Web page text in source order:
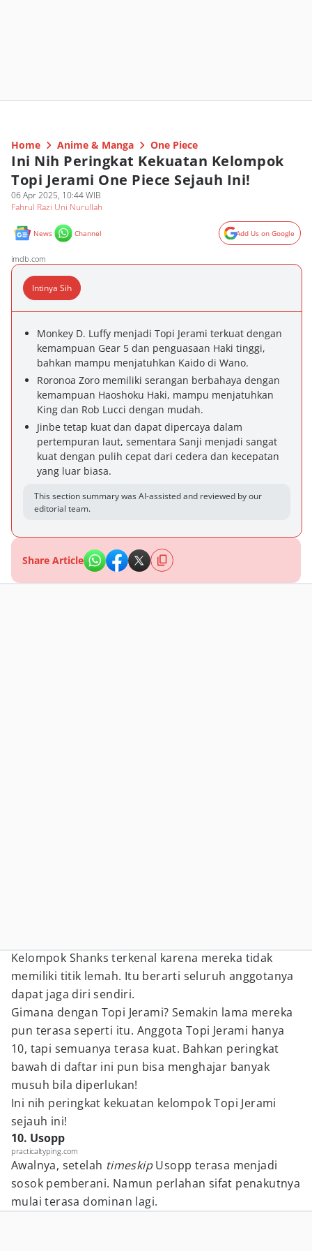
Home Anime & Manga One Piece
Ini Nih Peringkat Kekuatan Kelompok
Topi Jerami One Piece Sejauh Ini!
06 Apr 2025, 10:44 WIB
Fahrul Razi Uni Nurullah
News Channel Add Us on Google
imdb.com
Intinya Sih
Monkey D. Luffy menjadi Topi Jerami terkuat dengan
kemampuan Gear 5 dan penguasaan Haki tinggi,
bahkan mampu menjatuhkan Kaido di Wano.
Roronoa Zoro memiliki serangan berbahaya dengan
kemampuan Haoshoku Haki, mampu menjatuhkan
King dan Rob Lucci dengan mudah.
Jinbe tetap kuat dan dapat dipercaya dalam
pertempuran laut, sementara Sanji menjadi sangat
kuat dengan pulih cepat dari cedera dan kecepatan
yang luar biasa.
This section summary was AI-assisted and reviewed by our
editorial team.
Share Article
Kelompok Shanks terkenal karena mereka tidak
memiliki titik lemah. Itu berarti seluruh anggotanya
dapat jaga diri sendiri.
Gimana dengan Topi Jerami? Semakin lama mereka
pun terasa seperti itu. Anggota Topi Jerami hanya
10, tapi semuanya terasa kuat. Bahkan peringkat
bawah di daftar ini pun bisa menghajar banyak
musuh bila diperlukan!
Ini nih peringkat kekuatan kelompok Topi Jerami
sejauh ini!
10. Usopp
practicaltyping.com
Awalnya, setelah timeskipUsopp terasa menjadi
sosok pemberani. Namun perlahan sifat penakutnya
mulai terasa dominan lagi.